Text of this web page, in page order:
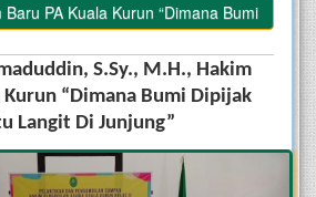
Kuala Kurun “Dimana Bumi Dipijak
S.Sy., M.H., Hakim
Kurun “Dimana Bumi Dipijak
Langit Di Junjung”